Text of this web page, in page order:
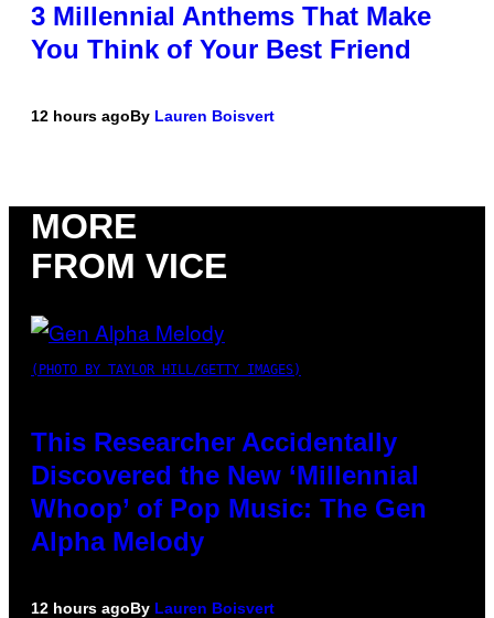
3 Millennial Anthems That Make
You Think of Your Best Friend
12 hours agoBy Lauren Boisvert
MORE
FROM VICE
(PHOTO BY TAYLOR HILL/GETTY IMAGES)
This Researcher Accidentally
Discovered the New ‘Millennial
Whoop’ of Pop Music: The Gen
Alpha Melody
12 hours agoBy Lauren Boisvert